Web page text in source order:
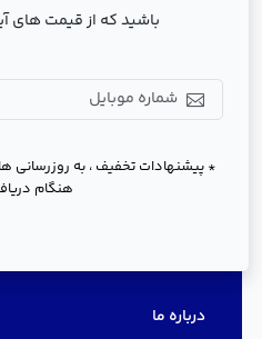
باشید که از قیمت های
* پیشنهادات تخفیف ، به روزرسانی
هنگام
درباره ما